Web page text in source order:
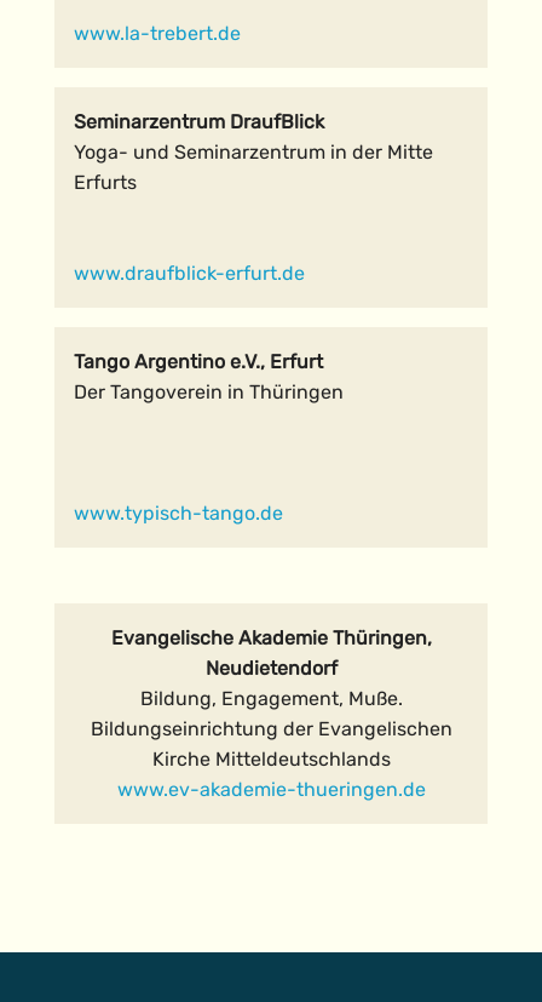
www.la-trebert.de
Seminarzentrum DraufBlick
Yoga- und Seminarzentrum in der Mitte
Erfurts
www.draufblick-erfurt.de
Tango Argentino e.V., Erfurt
Der Tangoverein in Thüringen
www.typisch-tango.de
Evangelische Akademie Thüringen,
Neudietendorf
Bildung, Engagement, Muße.
Bildungseinrichtung der Evangelischen
Kirche Mitteldeutschlands
www.ev-akademie-thueringen.de